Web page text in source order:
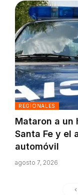
REGIONALES
Mataron a un
Santa Fe y el
automóvil
agosto 7, 2026